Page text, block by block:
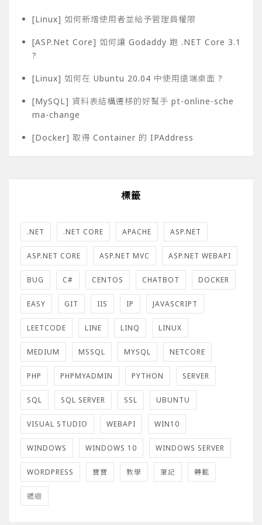
[Linux] 如何新增使用者並給予管理員權限
[ASP.Net Core] 如何讓 Godaddy 跑 .NET Core 3.1
?
[Linux] 如何在 Ubuntu 20.04 中使用遠端桌面 ?
[MySQL] 資料表結構遷移的好幫手 pt-online-sche
ma-change
[Docker] 取得 Container 的 IPAddress
標籤
.NET .NET CORE APACHE ASP.NET
ASP.NET CORE ASP.NET MVC ASP.NET WEBAPI
BUG C# CENTOS CHATBOT DOCKER
EASY GIT IIS IP JAVASCRIPT
LEETCODE LINE LINQ LINUX
MEDIUM MSSQL MYSQL NETCORE
PHP PHPMYADMIN PYTHON SERVER
SQL SQL SERVER SSL UBUNTU
VISUAL STUDIO WEBAPI WIN10
WINDOWS WINDOWS 10 WINDOWS SERVER
WORDPRESS 寶寶 教學 筆記 轉載
遞迴